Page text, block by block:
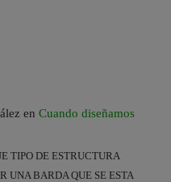
en Cuando diseñamos
TIPO DE ESTRUCTURA
UNA BARDA QUE SE ESTA